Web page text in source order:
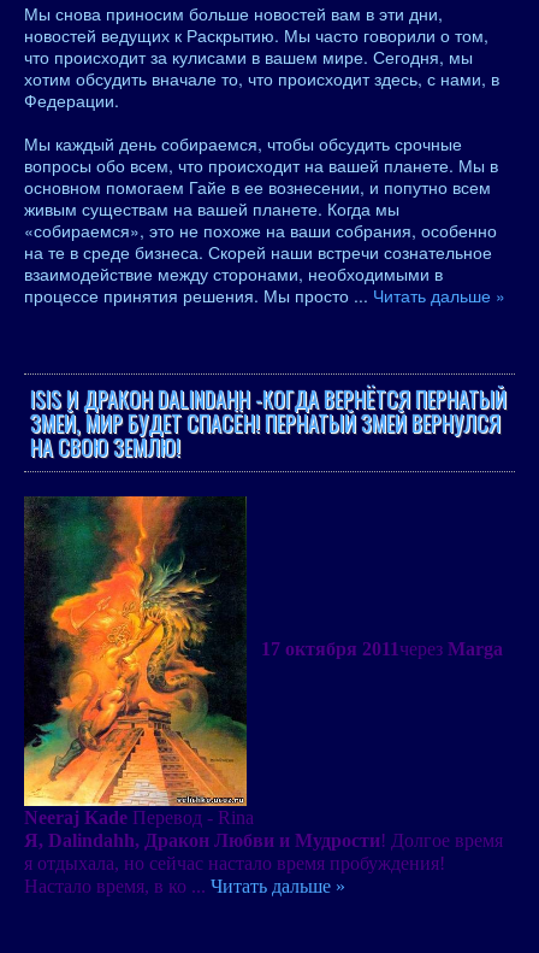
Мы снова приносим больше новостей вам в эти дни,
новостей ведущих к Раскрытию. Мы часто говорили о том,
что происходит за кулисами в вашем мире. Сегодня, мы
хотим обсудить вначале то, что происходит здесь, с нами, в
Федерации.
Мы каждый день собираемся, чтобы обсудить срочные
вопросы обо всем, что происходит на вашей планете. Мы в
основном помогаем Гайе в ее вознесении, и попутно всем
живым существам на вашей планете. Когда мы
«собираемся», это не похоже на ваши собрания, особенно
на те в среде бизнеса. Скорей наши встречи сознательное
взаимодействие между сторонами, необходимыми в
процессе принятия решения. Мы просто ... Читать дальше »
ISIS И ДРАКОН DALINDAHH -КОГДА ВЕРНЁТСЯ ПЕРНАТЫЙ
ЗМЕЙ, МИР БУДЕТ СПАСЁН! ПЕРНАТЫЙ ЗМЕЙ ВЕРНУЛСЯ
НА СВОЮ ЗЕМЛЮ!
17 октября 2011через Marga
Neeraj Kade Перевод - Rina
Я, Dalindahh, Дракон Любви и Мудрости! Долгое время
я отдыхала, но сейчас настало время пробуждения!
Настало время, в ко ... Читать дальше »